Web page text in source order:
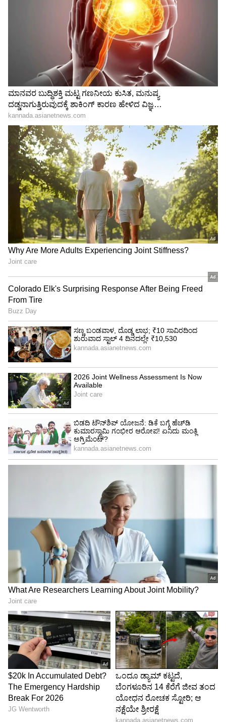
"ರಾಜಕೀಯ ಬೇಡ, ಸಿನಿಮಾನೇ ಪ್ರಾಣ":
ಕನಕೋತ್ಸವದಲ್ಲಿ ರಿಷಬ್ ಶೆಟ್ಟಿ | Rishab
Shetty speech | Suvarna News
ಶೇ.50 ರಿಂದ ಶೇ.18 ಕ್ಕೆ TAX ಇಳಿಕೆ: ಮೋದಿ-
ಟ್ರಂಪ್ ಐತಿಹಾಸಿಕ ಒಪ್ಪಂದ | India US
Trade Deal | Party Rounds